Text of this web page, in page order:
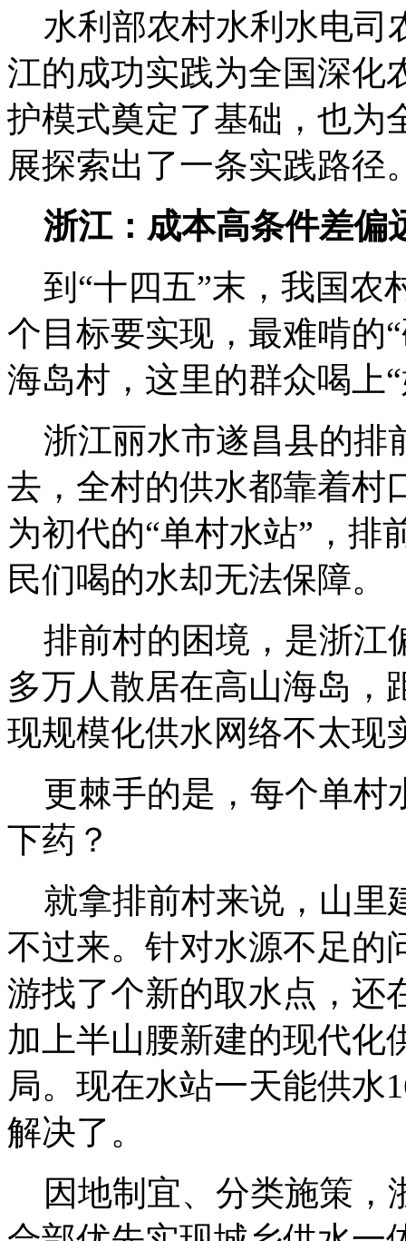
水利部农村水利水电司
江的成功实践为全国深化
护模式奠定了基础，也为
展探索出了一条实践路径
浙江：成本高条件差偏
到“十四五”末，我国农
个目标要实现，最难啃的
海岛村，这里的群众喝上
浙江丽水市遂昌县的排
去，全村的供水都靠着村
为初代的“单村水站”，排
民们喝的水却无法保障。
排前村的困境，是浙江
多万人散居在高山海岛，
现规模化供水网络不太现
更棘手的是，每个单村
下药？
就拿排前村来说，山里
不过来。针对水源不足的
游找了个新的取水点，还
加上半山腰新建的现代化
局。现在水站一天能供水
解决了。
因地制宜、分类施策，